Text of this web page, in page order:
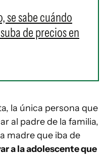
se sabe cuándo
de precios en
la única persona que
al padre de la familia,
madre que iba de
a la adolescente que